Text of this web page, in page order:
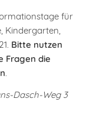
für
Kindergarten,
Bitte nutzen
Fragen die
Dasch-Weg 3